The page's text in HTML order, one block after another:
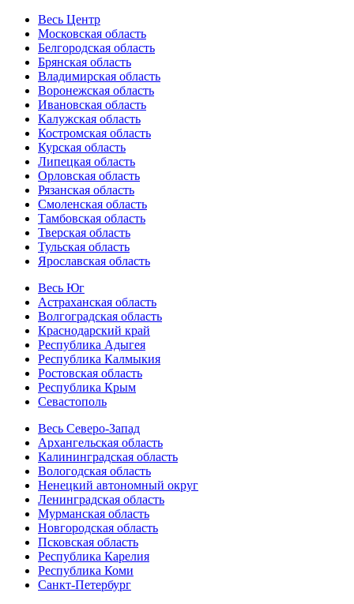
Весь Центр
Московская область
Белгородская область
Брянская область
Владимирская область
Воронежская область
Ивановская область
Калужская область
Костромская область
Курская область
Липецкая область
Орловская область
Рязанская область
Смоленская область
Тамбовская область
Тверская область
Тульская область
Ярославская область
Весь Юг
Астраханская область
Волгоградская область
Краснодарский край
Республика Адыгея
Республика Калмыкия
Ростовская область
Республика Крым
Севастополь
Весь Северо-Запад
Архангельская область
Калининградская область
Вологодская область
Ненецкий автономный округ
Ленинградская область
Мурманская область
Новгородская область
Псковская область
Республика Карелия
Республика Коми
Санкт-Петербург